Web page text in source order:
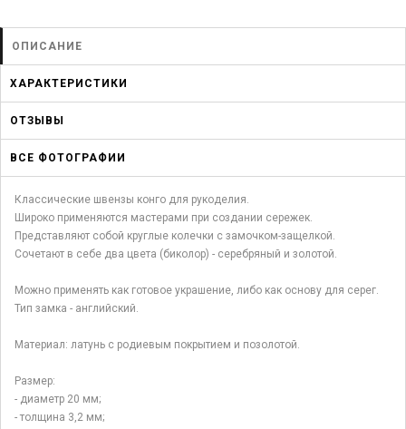
ОПИСАНИЕ
ХАРАКТЕРИСТИКИ
ОТЗЫВЫ
ВСЕ ФОТОГРАФИИ
Классические швензы конго для рукоделия.
Широко применяются мастерами при создании сережек.
Представляют собой круглые колечки с замочком-защелкой.
Сочетают в себе два цвета (биколор) - серебряный и золотой.
Можно применять как готовое украшение, либо как основу для серег.
Тип замка - английский.
Материал: латунь с родиевым покрытием и позолотой.
Размер:
- диаметр 20 мм;
- толщина 3,2 мм;